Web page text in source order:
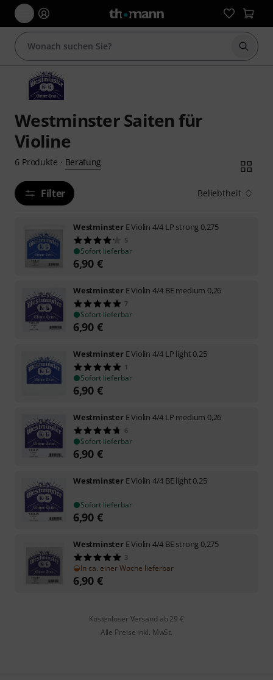
Suche
Westminster Saiten für
Violine
6 Produkte · Beratung
Filter Beliebtheit
Westminster E Violin 4/4 LP strong 0,275
5
Sofort lieferbar
6,90 €
Westminster E Violin 4/4 BE medium 0,26
7
Sofort lieferbar
6,90 €
Westminster E Violin 4/4 LP light 0,25
1
Sofort lieferbar
6,90 €
Westminster E Violin 4/4 LP medium 0,26
6
Sofort lieferbar
6,90 €
Westminster E Violin 4/4 BE light 0,25
Sofort lieferbar
6,90 €
Westminster E Violin 4/4 BE strong 0,275
3
In ca. einer Woche lieferbar
6,90 €
Kostenloser Versand ab 29 €
Alle Preise inkl. MwSt.